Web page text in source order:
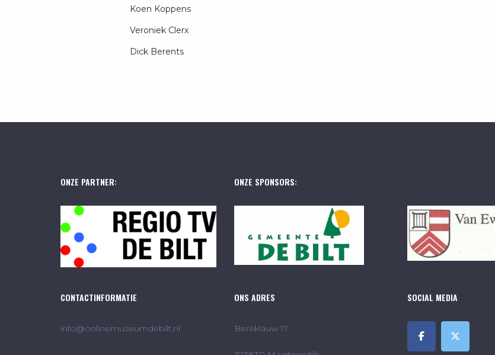
Koen Koppens
Veroniek Clerx
Dick Berents
ONZE PARTNER: ONZE SPONSORS:
CONTACTINFORMATIE
info@onlinemuseumdebilt.nl
ONS ADRES
Bereklauw 17
SOCIAL MEDIA